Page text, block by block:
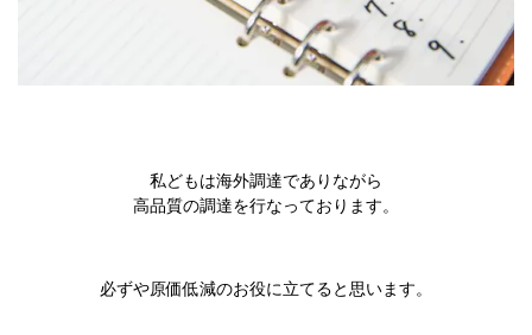
私どもは海外調達でありながら
高品質の調達を行なっております。
必ずや原価低減のお役に立てると思います。